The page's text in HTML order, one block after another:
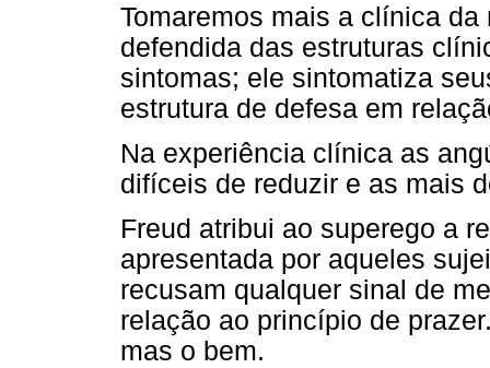
Tomaremos mais a clínica
defendida das estruturas
sintomas; ele sintomatiza
estrutura de defesa em
Na experiência clínica as
difíceis de reduzir e as mais
Freud atribui ao superego a
apresentada por aqueles
recusam qualquer sinal de
relação ao princípio de
mas o bem.